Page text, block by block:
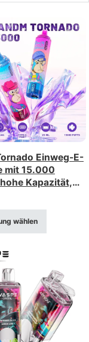
Einweg-E-
mit 15.000
Kapazität,
wählen